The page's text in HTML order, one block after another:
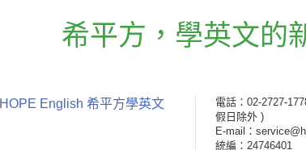
希平方 ， 學英文的
HOPE English 希平方學英文 電話：02-2727-
假日除外 )
E-mail：
統編：24746401